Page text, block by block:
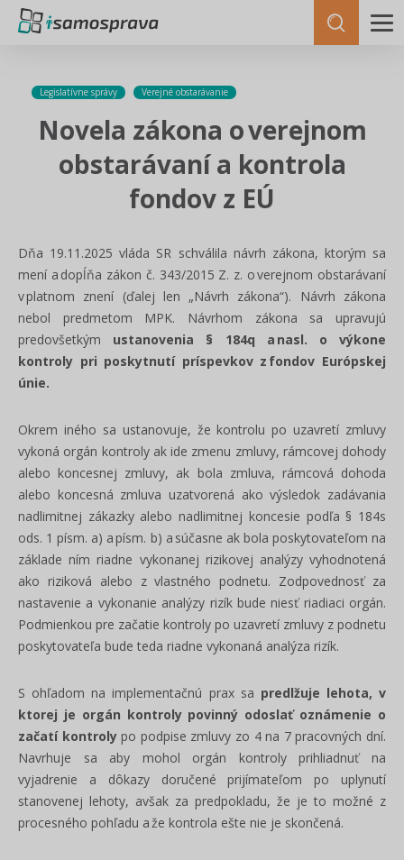
Legislatívne správy Verejné obstarávanie
Novela zákona o verejnom
obstarávaní a kontrola
fondov z EÚ
Dňa 19.11.2025 vláda SR schválila návrh zákona, ktorým sa
mení a dopĺňa zákon č. 343/2015 Z. z. o verejnom obstarávaní
v platnom znení (ďalej len „Návrh zákona“). Návrh zákona
nebol predmetom MPK. Návrhom zákona sa upravujú
predovšetkým ustanovenia § 184q a nasl. o výkone
kontroly pri poskytnutí príspevkov z fondov Európskej
únie.
Okrem iného sa ustanovuje, že kontrolu po uzavretí zmluvy
vykoná orgán kontroly ak ide zmenu zmluvy, rámcovej dohody
alebo koncesnej zmluvy, ak bola zmluva, rámcová dohoda
alebo koncesná zmluva uzatvorená ako výsledok zadávania
nadlimitnej zákazky alebo nadlimitnej koncesie podľa § 184s
ods. 1 písm. a) a písm. b) a súčasne ak bola poskytovateľom na
základe ním riadne vykonanej rizikovej analýzy vyhodnotená
ako riziková alebo z vlastného podnetu. Zodpovednosť za
nastavenie a vykonanie analýzy rizík bude niesť riadiaci orgán.
Podmienkou pre začatie kontroly po uzavretí zmluvy z podnetu
poskytovateľa bude teda riadne vykonaná analýza rizík.
S ohľadom na implementačnú prax sa predlžuje lehota, v
ktorej je orgán kontroly povinný odoslať oznámenie o
začatí kontrolypo podpise zmluvy zo 4 na 7 pracovných dní.
Navrhuje sa aby mohol orgán kontroly prihliadnuť na
vyjadrenie a dôkazy doručené prijímateľom po uplynutí
stanovenej lehoty, avšak za predpokladu, že je to možné z
procesného pohľadu a že kontrola ešte nie je skončená.